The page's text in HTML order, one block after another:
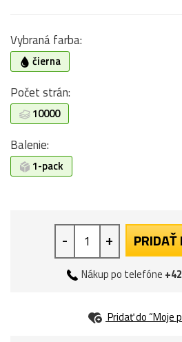
Vybraná farba:
čierna
Počet strán:
10000
Balenie:
1-pack
- + PRIDAŤ
Nákup po telefóne
Pridať do “Moje